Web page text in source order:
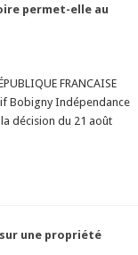
permet-elle au
FRANCAISE
Bobigny Indépendance
décision du 21 août
une propriété